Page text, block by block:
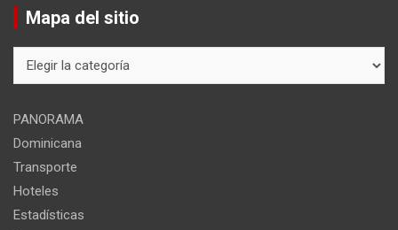
Mapa del sitio
del
PANORAMA
Dominicana
Transporte
Hoteles
Estadísticas